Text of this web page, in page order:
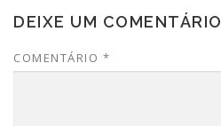
DEIXE UM COMENTÁRIO
COMENTÁRIO *